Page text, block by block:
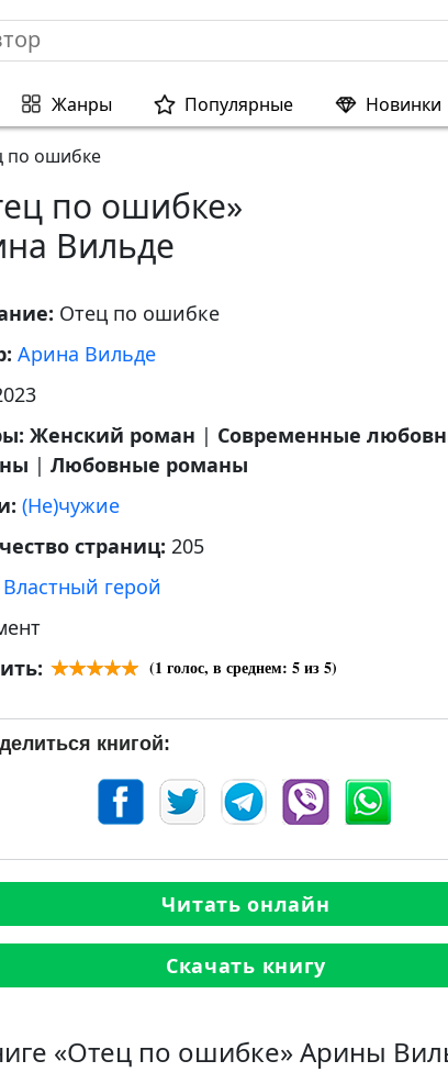
Жанры Популярные Новинки
по ошибке
по ошибке»
Вильде
Отец по ошибке
Арина Вильде
Женский роман | Современные
| Любовные романы
(Не)чужие
страниц: 205
Властный герой
(1 голос, в среднем: 5из 5)
книгой:
Читать онлайн
Скачать книгу
«Отец по ошибке» Арины